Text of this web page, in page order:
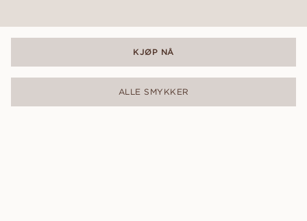
KJØP NÅ
ALLE SMYKKER